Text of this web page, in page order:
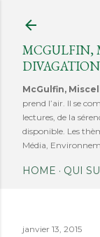
MCGULFIN,
McGulfin,
prend l’air. Il se
lectures, de la
disponible. Les
Média,
HOME QUI
janvier 13, 2015